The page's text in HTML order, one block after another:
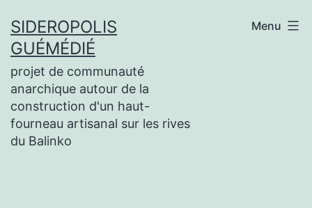
au
contenu
SIDEROPOLIS
GUÉMÉDIÉ
projet de communauté
anarchique autour de la
construction d'un haut-
fourneau artisanal sur les rives
du Balinko
Menu